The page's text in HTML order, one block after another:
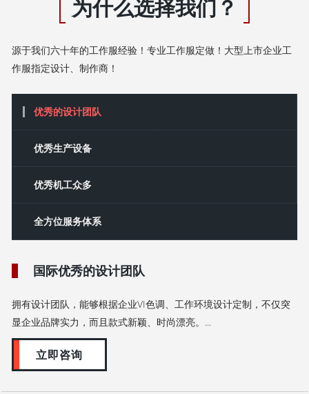
为什么选择我们？
源于我们六十年的工作服经验！专业工作服定做！大型上市企业工
作服指定设计、制作商！
优秀的设计团队
‌优秀‌生产设备
优秀机工众多
全方位服务体系
国际优秀的设计团队
拥有设计团队，能够根据企业VI色调、工作环境设计定制，不仅突
显企业品牌实力，而且款式新颖、时尚漂亮。...
立即咨询